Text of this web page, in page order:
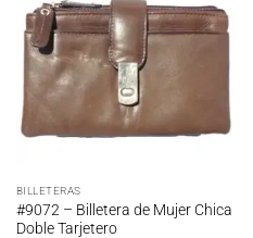
Añadir
a la
BILLETERAS
#9072 – Billetera de Mujer Chica
Doble Tarjetero